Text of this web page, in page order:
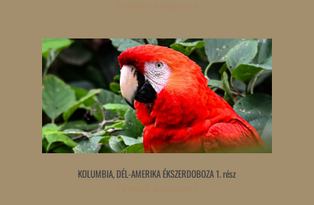
KOLUMBIA, DÉL-AMERIKA ÉKSZERDOBOZA 1. rész